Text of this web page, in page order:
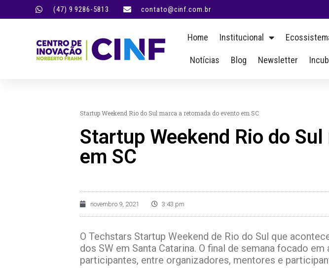
(47) 9 9286-5813 contato@cinf.com.br
Home Institucional
Notícias Blog Newsletter
Startup Weekend Rio do Sul marca a retomada do evento em SC
Startup Weekend Rio do
em SC
novembro 9, 2021 3:43 pm
O Techstars Startup Weekend de Rio do Sul que
dos SW em Santa Catarina. O final de semana focado
participantes, entre organizadores, mentores e